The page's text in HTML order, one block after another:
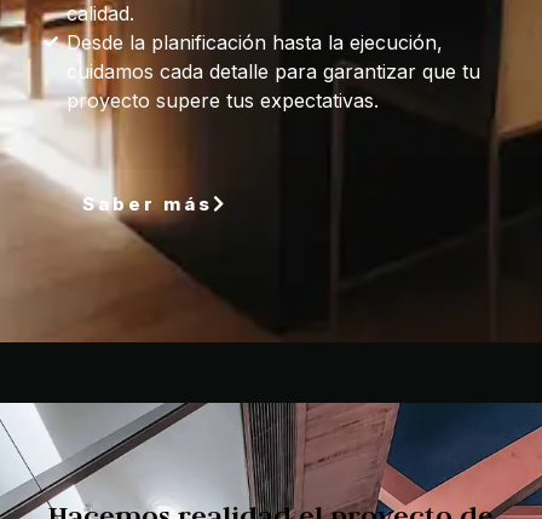
calidad.
Desde la planificación hasta la ejecución,
cuidamos cada detalle para garantizar que tu
proyecto supere tus expectativas.
Saber más